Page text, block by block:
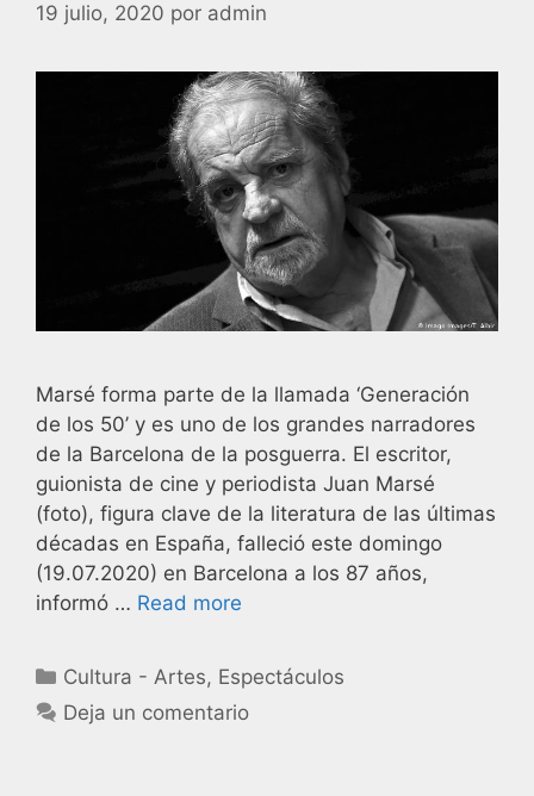
19 julio, 2020 por admin
Marsé forma parte de la llamada ‘Generación
de los 50’ y es uno de los grandes narradores
de la Barcelona de la posguerra. El escritor,
guionista de cine y periodista Juan Marsé
(foto), figura clave de la literatura de las últimas
décadas en España, falleció este domingo
(19.07.2020) en Barcelona a los 87 años,
informó … Read more
Cultura - Artes, Espectáculos
Deja un comentario